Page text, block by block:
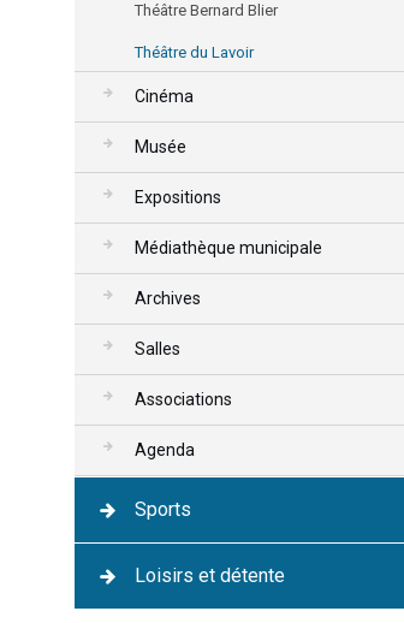
Théâtre Bernard Blier
Théâtre du Lavoir
Cinéma
Musée
Expositions
Médiathèque municipale
Archives
Salles
Associations
Agenda
Sports
Loisirs et détente